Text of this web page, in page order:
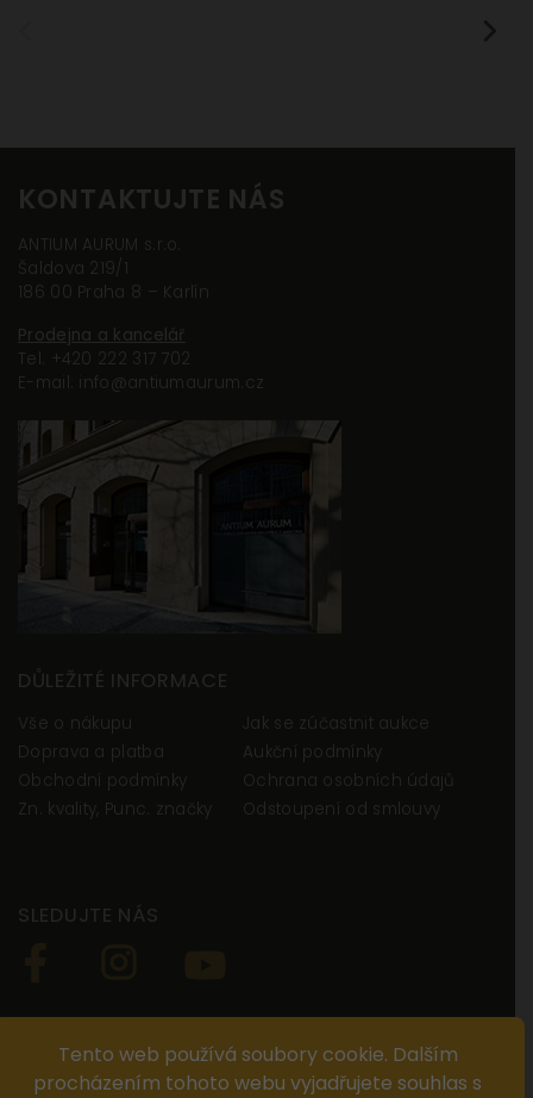
KONTAKTUJTE NÁS
ANTIUM AURUM s.r.o.
Šaldova 219/1
186 00 Praha 8 – Karlín
Prodejna a kancelář
Tel. +420 222 317 702
E-mail: info@antiumaurum.cz
DŮLEŽITÉ INFORMACE
Vše o nákupu
Jak se zúčastnit aukce
Doprava a platba
Aukční podmínky
Obchodní podmínky
Ochrana osobních údajů
Zn. kvality, Punc. značky
Odstoupení od smlouvy
SLEDUJTE NÁS
STÁHNĚTE SI NAŠI APLIKACI NUMISMATIKA
Tento web používá soubory cookie. Dalším
procházením tohoto webu vyjadřujete souhlas s
toho, jak
se
webové
Aby naše
webové